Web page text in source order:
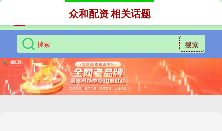
搜索
众和配资 相关话题